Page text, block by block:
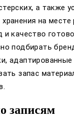
а также
хранения на
и качество
подбирать
запас
записям